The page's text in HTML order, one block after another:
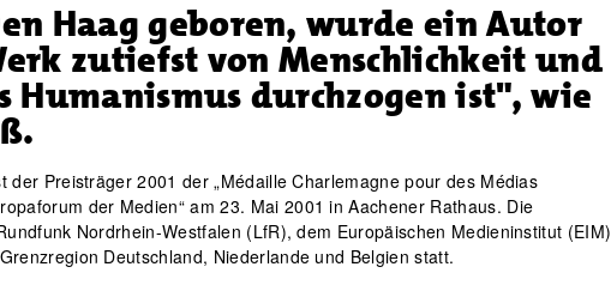
Haag geboren, wurde ein Autor
zutiefst von Menschlichkeit und
Humanismus durchzogen ist", wie
Preisträger 2001 der „Médaille Charlemagne pour des Médias
der Medien“ am 23. Mai 2001 in Aachener Rathaus. Die
Nordrhein-Westfalen (LfR), dem Europäischen Medieninstitut (EIM)
Deutschland, Niederlande und Belgien statt.